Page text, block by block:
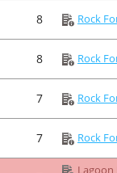
8 Rock
8 Rock
7 Rock
7 Rock
Lagoon